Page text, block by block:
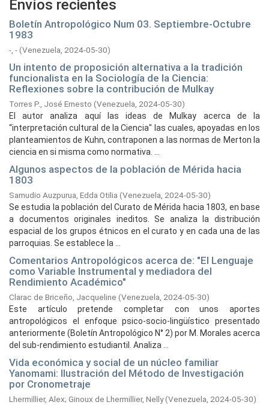
Envíos recientes
Boletín Antropológico Num 03. Septiembre-Octubre
1983
-, -(Venezuela, 2024-05-30)
Un intento de proposición alternativa a la tradición
funcionalista en la Sociología de la Ciencia:
Reflexiones sobre la contribución de Mulkay
Torres P., José Ernesto (Venezuela, 2024-05-30)
El autor analiza aquí las ideas de Mulkay acerca de la
“interpretación cultural de la Ciencia" las cuales, apoyadas en los
planteamientos de Kuhn, contraponen a las normas de Merton la
ciencia en si misma como normativa. ...
Algunos aspectos de la población de Mérida hacia
1803
Samudio Auzpurua, Edda Otilia (Venezuela, 2024-05-30)
Se estudia la población del Curato de Mérida hacia 1803, en base
a documentos originales ineditos. Se analiza la distribución
espacial de los grupos étnicos en el curato y en cada una de las
parroquias. Se establece la ...
Comentarios Antropológicos acerca de: "El Lenguaje
como Variable Instrumental y mediadora del
Rendimiento Académico"
Clarac de Briceño, Jacqueline (Venezuela, 2024-05-30)
Este artículo pretende completar con unos aportes
antropológicos el enfoque psico-socio-lingüístico presentado
anteriormente (Boletín Antropológico N° 2) por M. Morales acerca
del sub-rendimiento estudiantil. Analiza ...
Vida económica y social de un núcleo familiar
Yanomami: Ilustración del Método de Investigación
por Cronometraje
Lhermillier, Alex; Ginoux de Lhermillier, Nelly(Venezuela, 2024-05-30)